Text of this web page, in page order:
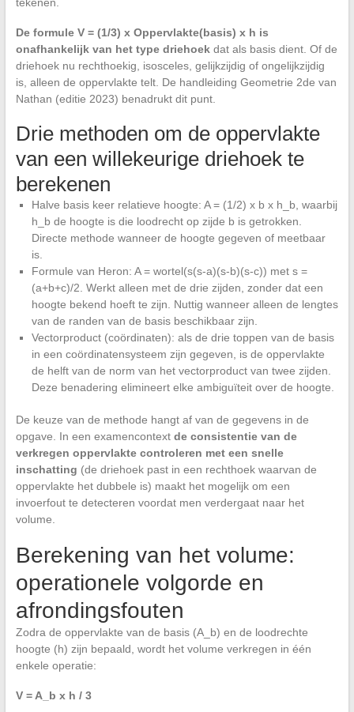
De formule V = (1/3) x Oppervlakte(basis) x h is
onafhankelijk van het type driehoekdat als basis dient. Of de
driehoek nu rechthoekig, isosceles, gelijkzijdig of ongelijkzijdig
is, alleen de oppervlakte telt. De handleiding Geometrie 2de van
Nathan (editie 2023) benadrukt dit punt.
Drie methoden om de oppervlakte
van een willekeurige driehoek te
berekenen
Halve basis keer relatieve hoogte: A = (1/2) x b x h_b, waarbij
h_b de hoogte is die loodrecht op zijde b is getrokken.
Directe methode wanneer de hoogte gegeven of meetbaar
is.
Formule van Heron: A = wortel(s(s-a)(s-b)(s-c)) met s =
(a+b+c)/2. Werkt alleen met de drie zijden, zonder dat een
hoogte bekend hoeft te zijn. Nuttig wanneer alleen de lengtes
van de randen van de basis beschikbaar zijn.
Vectorproduct (coördinaten): als de drie toppen van de basis
in een coördinatensysteem zijn gegeven, is de oppervlakte
de helft van de norm van het vectorproduct van twee zijden.
Deze benadering elimineert elke ambiguïteit over de hoogte.
De keuze van de methode hangt af van de gegevens in de
opgave. In een examencontext de consistentie van de
verkregen oppervlakte controleren met een snelle
inschatting (de driehoek past in een rechthoek waarvan de
oppervlakte het dubbele is) maakt het mogelijk om een
invoerfout te detecteren voordat men verdergaat naar het
volume.
Berekening van het volume:
operationele volgorde en
afrondingsfouten
Zodra de oppervlakte van de basis (A_b) en de loodrechte
hoogte (h) zijn bepaald, wordt het volume verkregen in één
enkele operatie:
V = A_b x h / 3